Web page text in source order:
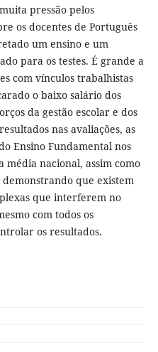
pressão pelos
os docentes de Português
um ensino e um
para os testes. É grande a
com vínculos trabalhistas
o baixo salário dos
da gestão escolar e dos
nas avaliações, as
Ensino Fundamental nos
média nacional, assim como
que existem
que interferem no
com todos os
os resultados.